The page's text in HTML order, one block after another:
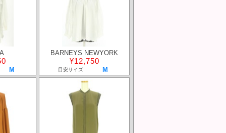
M
BARNEYS NEWYORK
¥12,750
目安サイズ M